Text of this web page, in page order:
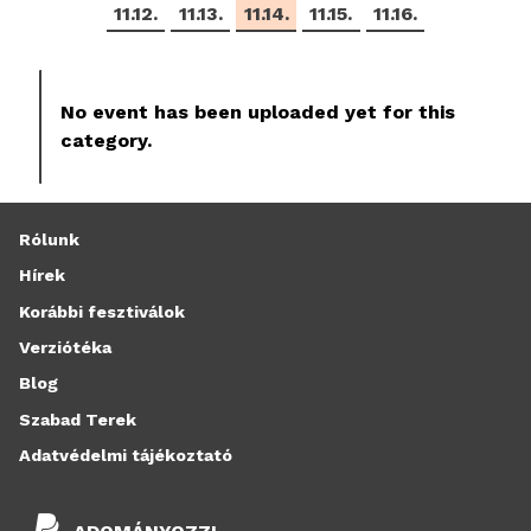
11.12.
11.13. 11.14. 11.15. 11.16.
No event has been uploaded yet for this
category.
Rólunk
Hírek
Korábbi fesztiválok
Verziótéka
Blog
Szabad Terek
Adatvédelmi tájékoztató